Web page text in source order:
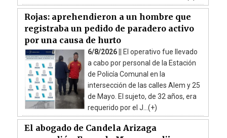
Rojas: aprehendieron a un hombre que
registraba un pedido de paradero activo
por una causa de hurto
6/8/2026 || El operativo fue llevado
a cabo por personal de la Estación
de Policía Comunal en la
intersección de las calles Alem y 25
de Mayo. El sujeto, de 32 años, era
requerido por el J...(+)
El abogado de Candela Arizaga